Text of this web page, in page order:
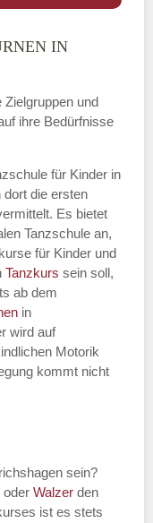
IN
Zielgruppen und
ihre Bedürfnisse
für Kinder in
dort die ersten
Es bietet
Tanzschule an,
für Kinder und
Tanzkurs sein soll,
ab dem
in
wird auf
Motorik
kommt nicht
sein?
oder Walzer den
ist es stets